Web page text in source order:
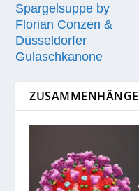
Spargelsuppe by
Florian Conzen &
Düsseldorfer
Gulaschkanone